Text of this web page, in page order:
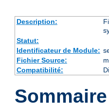
Description:
Statut:
Identificateur de Module:
Fichier Source:
Compatibilité:
Sommaire